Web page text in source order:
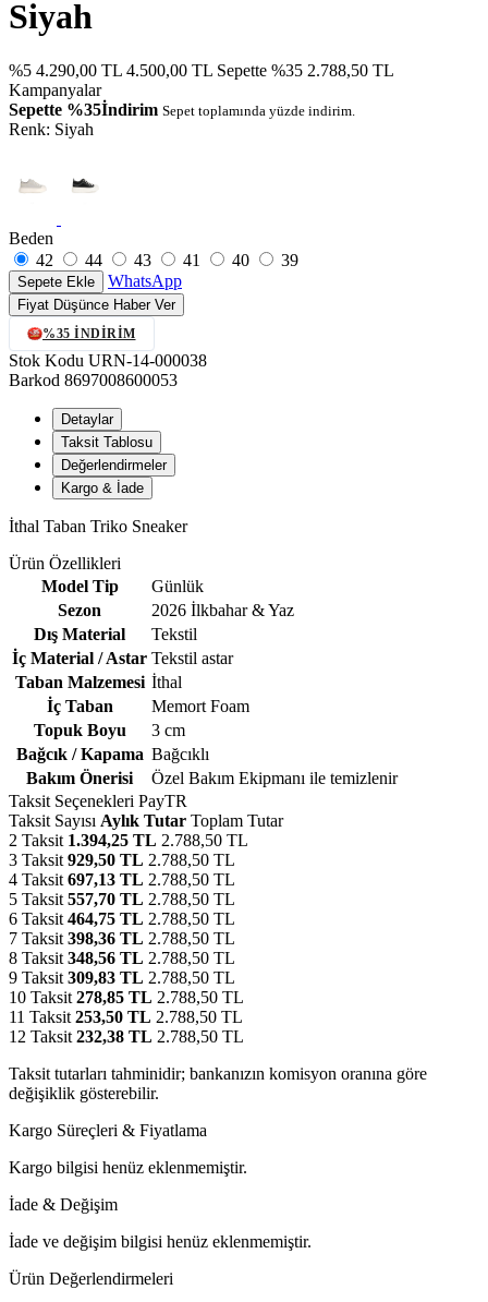
Siyah
%5 4.290,00 TL 4.500,00 TL Sepette %35 2.788,50 TL
Kampanyalar
Sepette %35İndirim Sepet toplamında yüzde indirim.
Renk: Siyah
Beden
42
44 43 41 40 39
Sepete Ekle WhatsApp
Fiyat Düşünce Haber Ver
%35 İNDIRIM
Stok Kodu URN-14-000038
Barkod 8697008600053
Detaylar
Taksit Tablosu
Değerlendirmeler
Kargo & İade
İthal Taban Triko Sneaker
Ürün Özellikleri
Model Tip
Günlük
Sezon
2026 İlkbahar & Yaz
Dış Material
Tekstil
İç Material / Astar Tekstil astar
Taban Malzemesi İthal
İç Taban
Memort Foam
Topuk Boyu
3 cm
Bağcık / Kapama Bağcıklı
Bakım Önerisi
Özel Bakım Ekipmanı ile temizlenir
Taksit Seçenekleri PayTR
Taksit Sayısı Aylık Tutar Toplam Tutar
2 Taksit 1.394,25 TL 2.788,50 TL
3 Taksit 929,50 TL 2.788,50 TL
4 Taksit 697,13 TL 2.788,50 TL
5 Taksit 557,70 TL 2.788,50 TL
6 Taksit 464,75 TL 2.788,50 TL
7 Taksit 398,36 TL 2.788,50 TL
8 Taksit 348,56 TL 2.788,50 TL
9 Taksit 309,83 TL 2.788,50 TL
10 Taksit 278,85 TL 2.788,50 TL
11 Taksit 253,50 TL 2.788,50 TL
12 Taksit 232,38 TL 2.788,50 TL
Taksit tutarları tahminidir; bankanızın komisyon oranına göre
değişiklik gösterebilir.
Kargo Süreçleri & Fiyatlama
Kargo bilgisi henüz eklenmemiştir.
İade & Değişim
İade ve değişim bilgisi henüz eklenmemiştir.
Ürün Değerlendirmeleri